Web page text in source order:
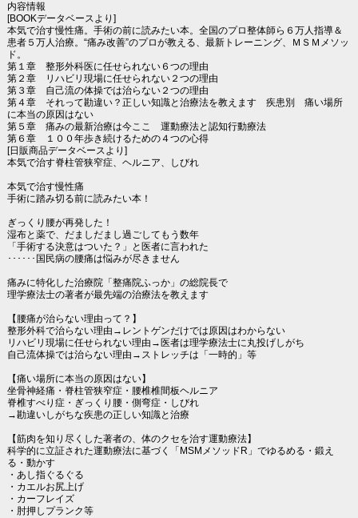
内容情報
[BOOKデータベースより]
本気で治す慢性痛。手術の前に読みたい本。全国のプロ整体師ら６万人指導＆
患者５万人治療。“痛み改善”のプロが教える、最新トレーニング、ＭＳＭメソッ
ド。
第１章 整形外科医に任せられない６つの理由
第２章 リハビリ現場に任せられない２つの理由
第３章 自己流の体操では治らない２つの理由
第４章 それって勘違い？正しい知識と治療法を教えます 疾患別 痛い場所
に本当の原因はない
第５章 痛みの最新治療は今ここ 運動療法と認知行動療法
第６章 １００年歩き続けるための４つの心得
[日販商品データベースより]
本気で治す脊柱管狭窄症、ヘルニア、しびれ
本気で治す慢性痛
手術に踏み切る前に読みたい本！
ぎっくり腰が再発した！
湿布と薬で、だましだまし過ごしてもう数年
「手術する決意はついた？」と医者に言われた
･･････国民病の腰痛は悩みが尽きません
痛みに特化した治療院「整痛院ふっか」の総院長で
理学療法士の著者が最先端の治療法を教えます
【腰痛が治らない理由って？】
整形外科で治らない理由→レントゲンだけでは原因はわからない
リハビリ現場に任せられない理由→医者は理学療法士に丸投げしがち
自己流体操では治らない理由→ストレッチは「一時的」等
【痛い場所に本当の原因はない】
坐骨神経痛・脊柱管狭窄症・腰椎椎間板ヘルニア
脊椎すべり症・ぎっくり腰・側弯症・しびれ
→勘違いしがちな疾患の正しい知識と治療
【筋肉を知り尽くした著者の、体のクセを治す運動療法】
科学的に立証された運動療法に基づく「MSMメソッドR」でゆるめる・鍛え
る・動かす
・あし指ぐるぐる
・カエルお尻上げ
・カーフレイズ
・肘押しプランク等